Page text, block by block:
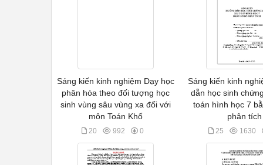
Sáng kiến kinh nghiệm Dạy học
phân hóa theo đối tượng học
sinh vùng sâu vùng xa đối với
môn Toán Khố
20 992 0
Sáng kiến kinh
dẫn học sinh
toán hình học 7
phân tích
25 1630